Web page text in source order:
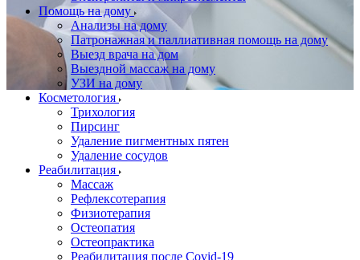
Помощь на дому
Анализы на дому
Патронажная и паллиативная помощь на дому
Выезд врача на дом
Выездной массаж на дому
УЗИ на дому
Косметология
Трихология
Пирсинг
Удаление пигментных пятен
Удаление сосудов
Реабилитация
Массаж
Рефлексотерапия
Физиотерапия
Остеопатия
Остеопрактика
Реабилитация после Covid-19